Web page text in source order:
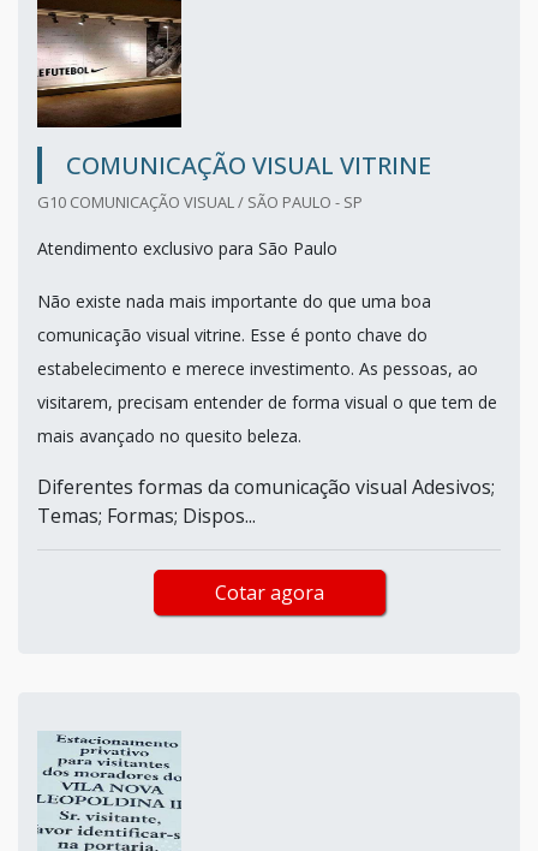
COMUNICAÇÃO VISUAL VITRINE
G10 COMUNICAÇÃO VISUAL / SÃO PAULO - SP
Atendimento exclusivo para São Paulo
Não existe nada mais importante do que uma boa
comunicação visual vitrine. Esse é ponto chave do
estabelecimento e merece investimento. As pessoas, ao
visitarem, precisam entender de forma visual o que tem de
mais avançado no quesito beleza.
Diferentes formas da comunicação visual Adesivos;
Temas; Formas; Dispos...
Cotar agora